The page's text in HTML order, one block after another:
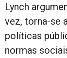
Lynch
vez, torna-se
políticas
normas